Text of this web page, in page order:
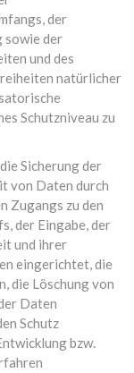
der
sowie der
und des
natürlicher
Schutzniveau zu
Sicherung der
von Daten durch
Zugangs zu den
der Eingabe, der
und ihrer
eingerichtet, die
die Löschung von
Daten
Schutz
bzw.